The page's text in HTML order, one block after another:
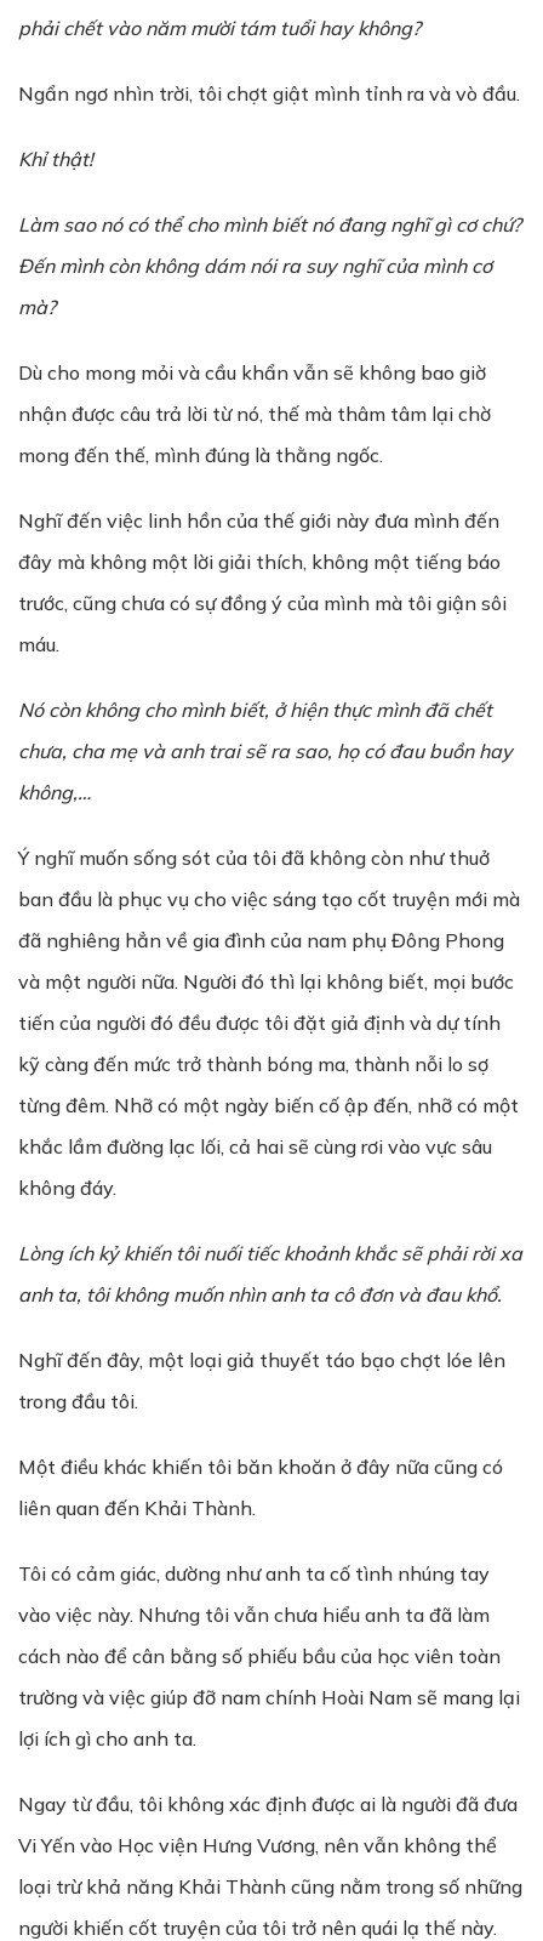
phải chết vào năm mười tám tuổi hay không?
Ngẩn ngơ nhìn trời, tôi chợt giật mình tỉnh ra và vò đầu.
Khỉthật!
Làm sao nó có thể cho mình biết nó đang nghĩ gì cơ chứ?
Đến mình còn không dám nói ra suy nghĩ của mình cơ
mà?
Dù cho mong mỏi và cầu khẩn vẫn sẽ không bao giờ
nhận được câu trả lời từ nó, thế mà thâm tâm lại chờ
mong đến thế, mình đúng là thằng ngốc.
Nghĩ đến việc linh hồn của thế giới này đưa mình đến
đây mà không một lời giải thích, không một tiếng báo
trước, cũng chưa có sự đồng ý của mình mà tôi giận sôi
máu.
Nó còn không cho mình biết, ở hiện thực mình đã chết
chưa, cha mẹ và anh trai sẽ ra sao, họ có đau buồn hay
không,…
Ý nghĩ muốn sống sót của tôi đã không còn như thuở
ban đầu là phục vụ cho việc sáng tạo cốt truyện mới mà
đã nghiêng hẳn về gia đình của nam phụ Đông Phong
và một người nữa. Người đó thì lại không biết, mọi bước
tiến của người đó đều được tôi đặt giả định và dự tính
kỹ càng đến mức trở thành bóng ma, thành nỗi lo sợ
từng đêm. Nhỡ có một ngày biến cố ập đến, nhỡ có một
khắc lầm đường lạc lối, cả hai sẽ cùng rơi vào vực sâu
không đáy.
Lòng ích kỷkhiến tôi nuối tiếc khoảnh khắc sẽphải rời xa
anh ta, tôi không muốn nhìn anh ta cô đơn và đau khổ.
Nghĩ đến đây, một loại giả thuyết táo bạo chợt lóe lên
trong đầu tôi.
Một điều khác khiến tôi băn khoăn ở đây nữa cũng có
liên quan đến Khải Thành.
Tôi có cảm giác, dường như anh ta cố tình nhúng tay
vào việc này. Nhưng tôi vẫn chưa hiểu anh ta đã làm
cách nào để cân bằng số phiếu bầu của học viên toàn
trường và việc giúp đỡ nam chính Hoài Nam sẽ mang lại
lợi ích gì cho anh ta.
Ngay từ đầu, tôi không xác định được ai là người đã đưa
Vi Yến vào Học viện Hưng Vương, nên vẫn không thể
loại trừ khả năng Khải Thành cũng nằm trong số những
người khiến cốt truyện của tôi trở nên quái lạ thế này.